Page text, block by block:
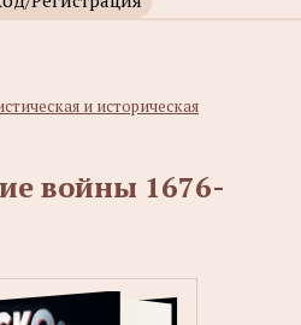
и историческая
войны 1676-